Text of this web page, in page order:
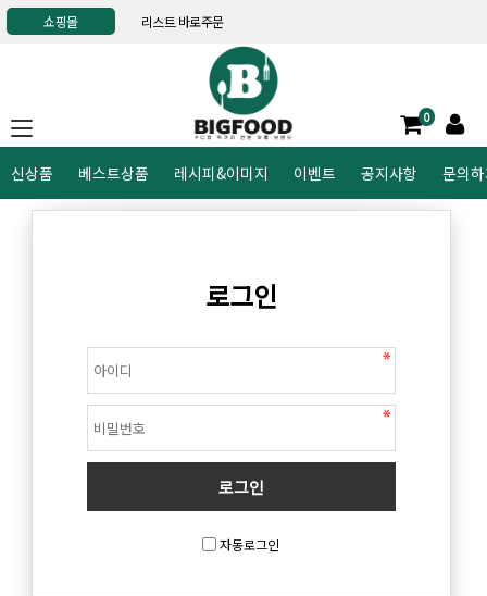
쇼핑몰 리스트 바로주문
0
신상품 베스트상품 레시피&이미지 이벤트 공지사항 문의
로그인
자동로그인